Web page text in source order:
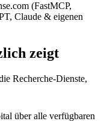
(FastMCP,
Claude & eigenen
zeigt
Recherche-Dienste,
über alle verfügbaren